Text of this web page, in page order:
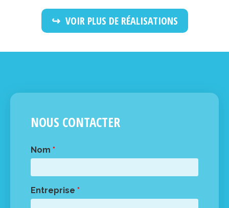
VOIR PLUS DE RÉALISATIONS
NOUS CONTACTER
Nom *
Entreprise *